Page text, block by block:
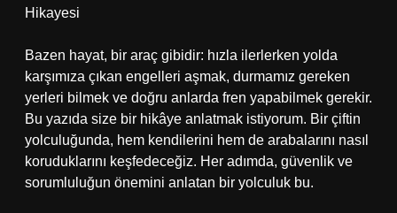
Hikayesi
Bazen hayat, bir araç gibidir: hızla ilerlerken yolda
karşımıza çıkan engelleri aşmak, durmamız gereken
yerleri bilmek ve doğru anlarda fren yapabilmek gerekir.
Bu yazıda size bir hikâye anlatmak istiyorum. Bir çiftin
yolculuğunda, hem kendilerini hem de arabalarını nasıl
koruduklarını keşfedeceğiz. Her adımda, güvenlik ve
sorumluluğun önemini anlatan bir yolculuk bu.